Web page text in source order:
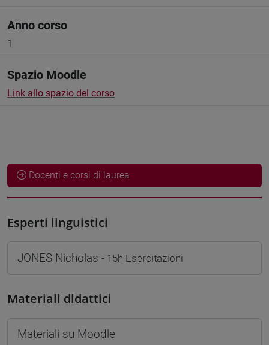
Anno corso
1
Spazio Moodle
Link allo spazio del corso
Docenti e corsi di laurea
Esperti linguistici
JONES Nicholas - 15h Esercitazioni
Materiali didattici
Materiali su Moodle